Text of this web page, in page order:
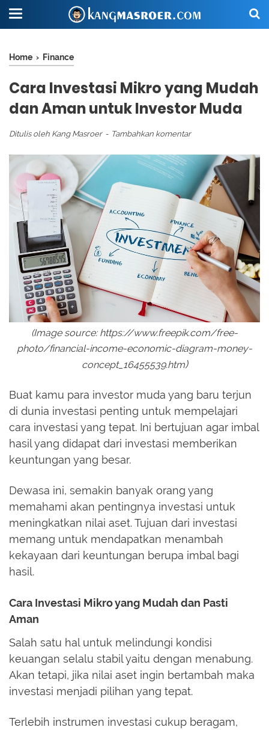
Home › Finance
Cara Investasi Mikro yang Mudah
dan Aman untuk Investor Muda
Ditulis oleh Kang Masroer Tambahkan komentar
(Image source: https://www.freepik.com/free-
photo/financial-income-economic-diagram-money-
concept_16455539.htm)
Buat kamu para investor muda yang baru terjun
di dunia investasi penting untuk mempelajari
cara investasi yang tepat. Ini bertujuan agar imbal
hasil yang didapat dari investasi memberikan
keuntungan yang besar.
Dewasa ini, semakin banyak orang yang
memahami akan pentingnya investasi untuk
meningkatkan nilai aset. Tujuan dari investasi
memang untuk mendapatkan menambah
kekayaan dari keuntungan berupa imbal bagi
hasil.
Cara Investasi Mikro yang Mudah dan Pasti
Aman
Salah satu hal untuk melindungi kondisi
keuangan selalu stabil yaitu dengan menabung.
Akan tetapi, jika nilai aset ingin bertambah maka
investasi menjadi pilihan yang tepat.
Terlebih instrumen investasi cukup beragam,